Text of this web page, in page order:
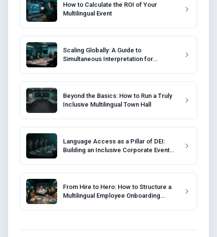
How to Calculate the ROI of Your
Multilingual Event
Scaling Globally: A Guide to
Simultaneous Interpretation for
Beyond the Basics: How to Run a Truly
Inclusive Multilingual Town Hall
Language Access as a Pillar of DEI:
Building an Inclusive Corporate Event
From Hire to Hero: How to Structure a
Multilingual Employee Onboarding